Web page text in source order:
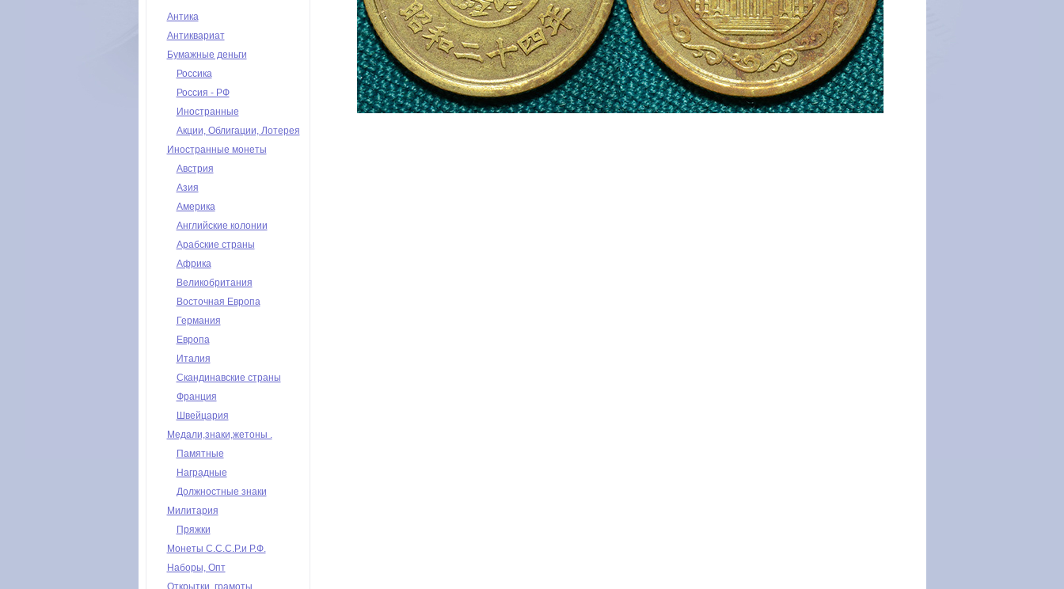
Антика
Антиквариат
Бумажные деньги
Россика
Россия - РФ
Иностранные
Акции, Облигации, Лотерея
Иностранные монеты
Австрия
Азия
Америка
Английские колонии
Арабские страны
Африка
Великобритания
Восточная Европа
Германия
Европа
Италия
Скандинавские страны
Франция
Швейцария
Медали,знаки,жетоны .
Памятные
Наградные
Должностные знаки
Милитария
Пряжки
Монеты С.С.С.Р.и Р.Ф.
Наборы, Опт
Открытки, грамоты,